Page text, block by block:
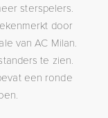
sterspelers.
door
van AC Milan.
te zien.
een ronde